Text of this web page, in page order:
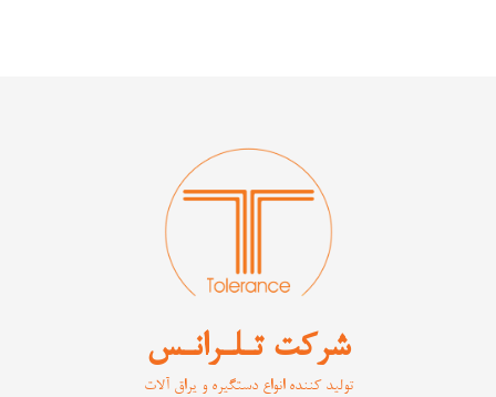
شرکت تـلـرانـس
تولید کننده انواع دستگیره و یراق آلات